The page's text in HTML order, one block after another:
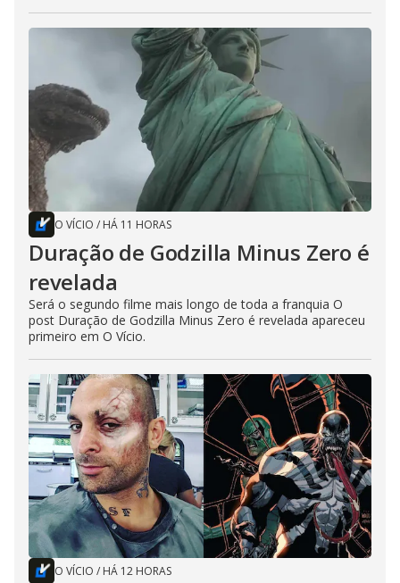
O VÍCIO / HÁ 11 HORAS
Duração de Godzilla Minus Zero é
revelada
Será o segundo filme mais longo de toda a franquia O
post Duração de Godzilla Minus Zero é revelada apareceu
primeiro em O Vício.
O VÍCIO / HÁ 12 HORAS